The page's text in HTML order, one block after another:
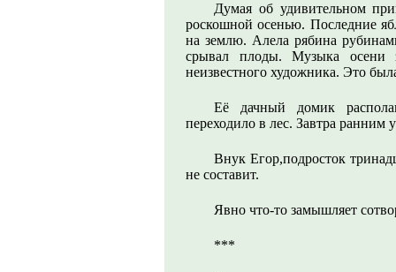
Думая об удивительном
роскошной осенью. Последние
на землю. Алела рябина
срывал плоды. Музыка осени
неизвестного художника. Это
Её дачный домик
переходило в лес. Завтра ранним
Внук Егор,подросток
не составит.
Явно что-то замышляет
***